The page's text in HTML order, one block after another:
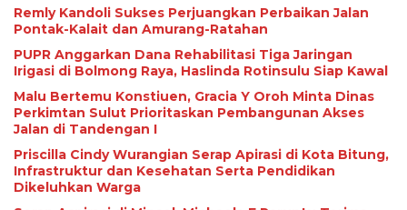
Remly Kandoli Sukses Perjuangkan Perbaikan Jalan
Pontak-Kalait dan Amurang-Ratahan
PUPR Anggarkan Dana Rehabilitasi Tiga Jaringan
Irigasi di Bolmong Raya, Haslinda Rotinsulu Siap Kawal
Malu Bertemu Konstiuen, Gracia Y Oroh Minta Dinas
Perkimtan Sulut Prioritaskan Pembangunan Akses
Jalan di Tandengan I
Priscilla Cindy Wurangian Serap Apirasi di Kota Bitung,
Infrastruktur dan Kesehatan Serta Pendidikan
Dikeluhkan Warga